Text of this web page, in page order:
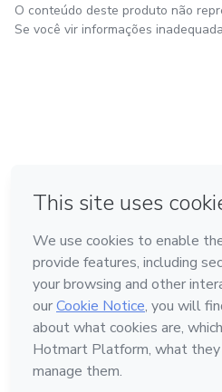
O conteúdo deste produto não
Se você vir informações
Feito com ❤ em Bogotá
Conheça a Hotmart
Idioma
Português